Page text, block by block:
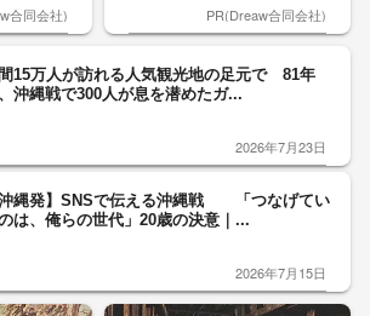
合同会社) PR(Dreaw合同会社)
15万人が訪れる人気観光地の足元で 81年
沖縄戦で300人が息を潜めたガ...
2026年7月23日
沖縄発】SNSで伝える沖縄戦 「つなげてい
は、俺らの世代」20歳の決意｜...
2026年7月15日